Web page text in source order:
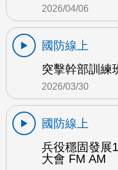
2026/04/06
國防線上
突擊幹部訓練
2026/03/30
國防線上
兵役穩固發展
大會 FM AM